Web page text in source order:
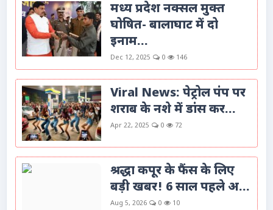
मध्य प्रदेश नक्सल मुक्त
घोषित- बालाघाट में दो
इनाम...
Dec 12, 2025 0 146
Viral News: पेट्रोल पंप पर
शराब के नशे में डांस कर...
Apr 22, 2025 0 72
श्रद्धा कपूर के फैंस के लिए
बड़ी खबर! 6 साल पहले अ...
Aug 5, 2026 0 10